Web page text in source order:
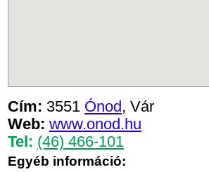
Cím: 3551 Ónod, Vár
Web: www.onod.hu
Tel: (46) 466-101
Egyéb információ: